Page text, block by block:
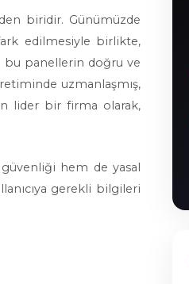
biridir. Günümüzde
edilmesiyle birlikte,
bu panellerin doğru ve
uzmanlaşmış,
lider bir firma olarak,
hem de yasal
gerekli bilgileri